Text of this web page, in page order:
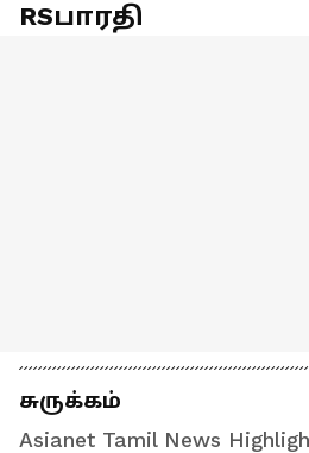
RSபாரதி
சுருக்கம்
Asianet Tamil News